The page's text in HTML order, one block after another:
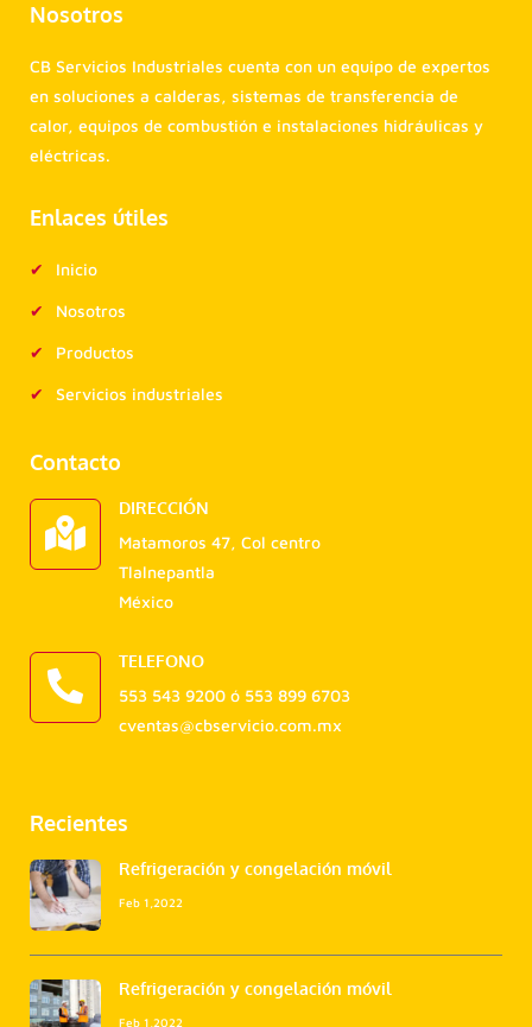
Nosotros
CB Servicios Industriales cuenta con un equipo de expertos
en soluciones a calderas, sistemas de transferencia de
calor, equipos de combustión e instalaciones hidráulicas y
eléctricas.
Enlaces útiles
Inicio
Nosotros
Productos
Servicios industriales
Contacto
DIRECCIÓN
Matamoros 47, Col centro
Tlalnepantla
México
TELEFONO
553 543 9200 ó 553 899 6703
cventas@cbservicio.com.mx
Recientes
Refrigeración y congelación móvil
Feb 1,2022
Refrigeración y congelación móvil
Feb 1,2022